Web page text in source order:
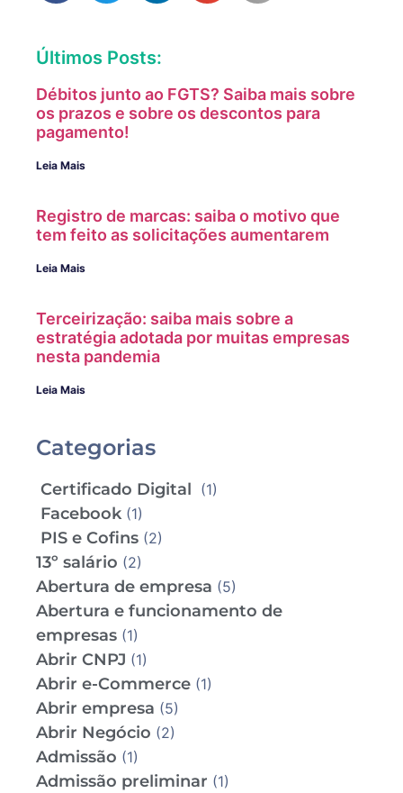
Últimos Posts:
Débitos junto ao FGTS? Saiba mais sobre
os prazos e sobre os descontos para
pagamento!
Leia Mais
Registro de marcas: saiba o motivo que
tem feito as solicitações aumentarem
Leia Mais
Terceirização: saiba mais sobre a
estratégia adotada por muitas empresas
nesta pandemia
Leia Mais
Categorias
Certificado Digital (1)
Facebook(1)
PIS e Cofins (2)
13º salário (2)
Abertura de empresa (5)
Abertura e funcionamento de
empresas (1)
Abrir CNPJ (1)
Abrir e-Commerce (1)
Abrir empresa (5)
Abrir Negócio (2)
Admissão (1)
Admissão preliminar (1)